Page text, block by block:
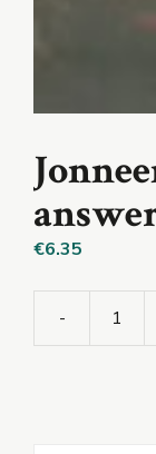
€6.35
-